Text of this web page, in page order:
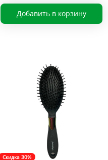
Добавить в корзину
Скидка 30%